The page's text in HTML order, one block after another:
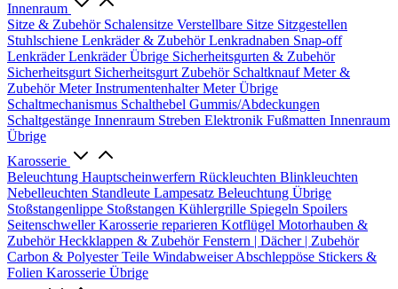
Innenraum
Sitze & Zubehör Schalensitze Verstellbare Sitze Sitzgestellen
Stuhlschiene Lenkräder & ZubehörLenkradnaben Snap-off
LenkräderLenkräder Übrige Sicherheitsgurten & Zubehör
Sicherheitsgurt Sicherheitsgurt Zubehör SchaltknaufMeter &
ZubehörMeterInstrumentenhalterMeter Übrige
Schaltmechanismus Schalthebel Gummis/Abdeckungen
Schaltgestänge Innenraum Streben Elektronik Fußmatten Innenraum
Übrige
Karosserie
Beleuchtung Hauptscheinwerfern Rückleuchten Blinkleuchten
Nebelleuchten Standleute Lampesatz Beleuchtung Übrige
Stoßstangenlippe Stoßstangen Kühlergrille Spiegeln Spoilers
SeitenschwellerKarosserie reparieren Kotflügel Motorhauben &
ZubehörHeckklappen & ZubehörFenstern | Dächer | Zubehör
Carbon & Polyester Teile WindabweiserAbschleppöse Stickers &
Folien Karosserie Übrige